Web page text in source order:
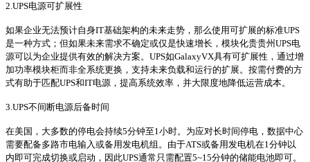
2.UPS电源可扩展性
如果企业无法预计自身IT基础架构的未来走势，那么使用可扩展的标准UPS
是一种方式；但如果未来需求不确定或仅是快速增长，模块化贵贵州UPS电
源可以为企业提供有效的解决方案。UPS如GalaxyVX具有可扩展性，通过增
加功率模块柜而非全系统更换，支持未来负载和运行的扩展。按需付费的方
式有助于匹配UPS和IT电源，提高系统效率，并大限度地降低运营成本。
3.UPS不间断电源后备时间
在美国，大多数的停电会持续5分钟至1小时。为应对长时间停电，数据中心
需要配备多路市电输入或备用发电机组。由于ATS或备用发电机在1分钟以
内即可完成切换或启动，因此UPS通常只需配置5~15分钟的储能电池即可。